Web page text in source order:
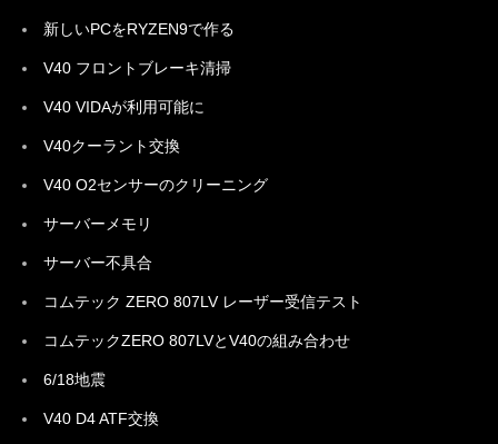
新しいPCをRYZEN9で作る
V40 フロントブレーキ清掃
V40 VIDAが利用可能に
V40クーラント交換
V40 O2センサーのクリーニング
サーバーメモリ
サーバー不具合
コムテック ZERO 807LV レーザー受信テスト
コムテックZERO 807LVとV40の組み合わせ
6/18地震
V40 D4 ATF交換